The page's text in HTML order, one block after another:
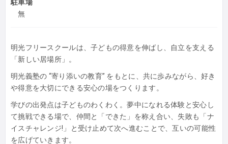
駐車場
無
明光フリースクールは、子どもの得意を伸ばし、自立を支える
「新しい居場所」。
明光義塾の “寄り添いの教育” をもとに、共に歩みながら、好き
や得意を大切にできる安心の場をつくります。
学びの出発点は子どものわくわく。夢中になれる体験と安心し
て挑戦できる場で、仲間と「できた」を称え合い、失敗も「ナ
イスチャレンジ!」と受け止めて次へ進むことで、互いの可能性
を広げていきます。